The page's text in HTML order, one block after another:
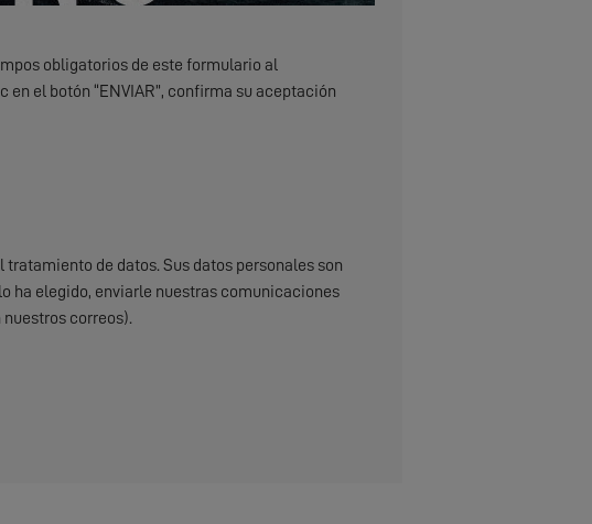
obligatorios de este formulario al
el botón “ENVIAR”, confirma su aceptación
de datos. Sus datos personales son
ha elegido, enviarle nuestras comunicaciones
correos).